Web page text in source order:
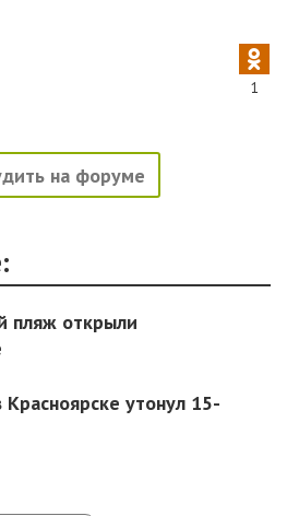
1
на форуме
пляж открыли
утонул 15-